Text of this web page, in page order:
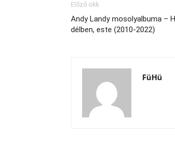
Előző cikk
Andy Landy mosolyalbuma –
délben, este (2010-2022)
FüHü